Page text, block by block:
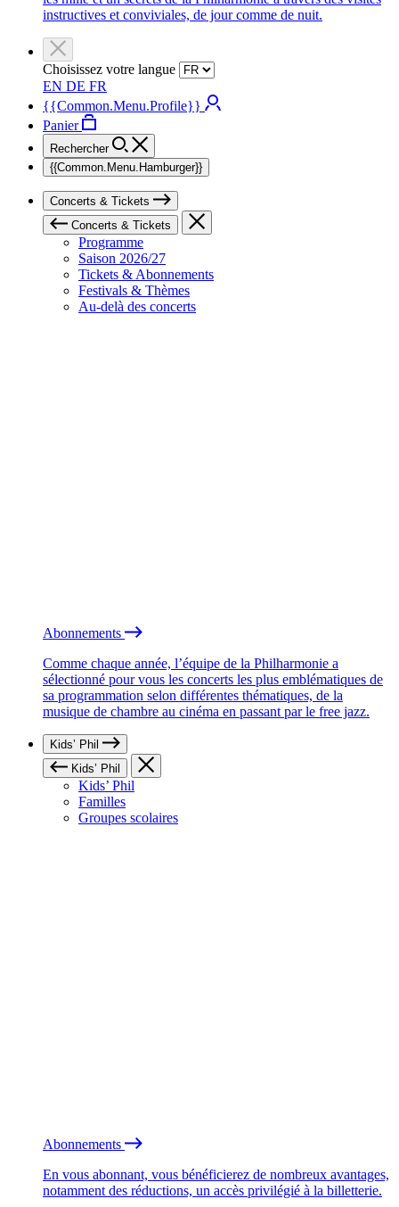
instructives et conviviales, de jour comme de nuit.
Choisissez votre langue
EN DE FR
{{Common.Menu.Profile}}
Panier
Rechercher
{{Common.Menu.Hamburger}}
Concerts & Tickets
Concerts & Tickets
Programme
Saison 2026/27
Tickets & Abonnements
Festivals & Thèmes
Au-delà des concerts
Abonnements
Comme chaque année, l’équipe de la Philharmonie a
sélectionné pour vous les concerts les plus emblématiques de
sa programmation selon différentes thématiques, de la
musique de chambre au cinéma en passant par le free jazz.
Kids’ Phil
Kids’ Phil
Kids’ Phil
Familles
Groupes scolaires
Abonnements
En vous abonnant, vous bénéficierez de nombreux avantages,
notamment des réductions, un accès privilégié à la billetterie.